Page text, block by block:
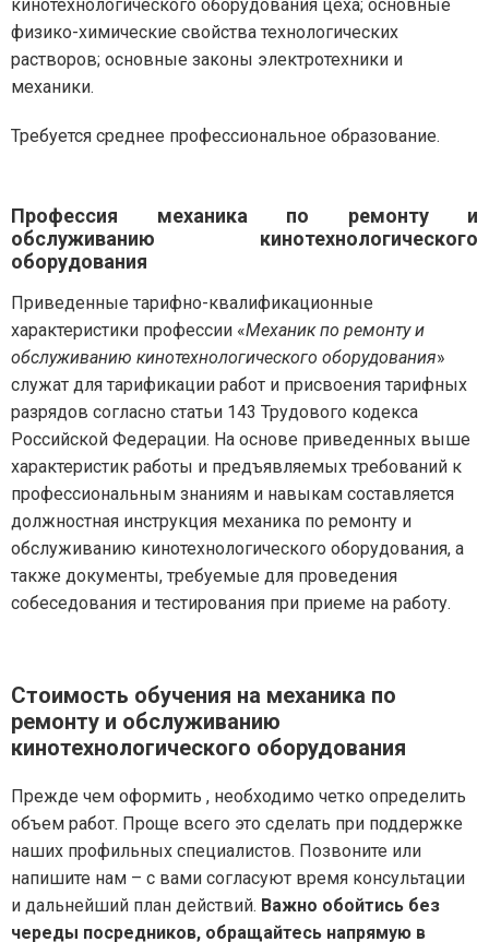
кинотехнологического оборудования цеха; основные
физико-химические свойства технологических
растворов; основные законы электротехники и
механики.
Требуется среднее профессиональное образование.
Профессия механика по ремонту и
обслуживанию кинотехнологического
оборудования
Приведенные тарифно-квалификационные
характеристики профессии «Механик по ремонту и
обслуживанию кинотехнологического оборудования»
служат для тарификации работ и присвоения тарифных
разрядов согласно статьи 143 Трудового кодекса
Российской Федерации. На основе приведенных выше
характеристик работы и предъявляемых требований к
профессиональным знаниям и навыкам составляется
должностная инструкция механика по ремонту и
обслуживанию кинотехнологического оборудования, а
также документы, требуемые для проведения
собеседования и тестирования при приеме на работу.
Стоимость обучения на механика по
ремонту и обслуживанию
кинотехнологического оборудования
Прежде чем оформить , необходимо четко определить
объем работ. Проще всего это сделать при поддержке
наших профильных специалистов. Позвоните или
напишите нам – с вами согласуют время консультации
и дальнейший план действий. Важно обойтись без
череды посредников, обращайтесь напрямую в